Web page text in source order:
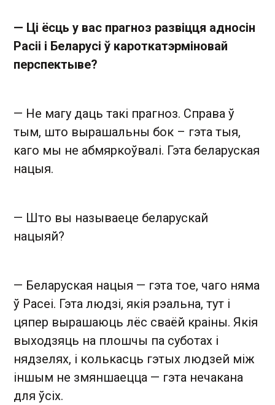
— Ці ёсць у вас прагноз развіцця адносін
Расіі і Беларусі ў кароткатэрміновай
перспектыве?
— Не магу даць такі прагноз. Справа ў
тым, што вырашальны бок – гэта тыя,
каго мы не абмяркоўвалі. Гэта беларуская
нацыя.
— Што вы называеце беларускай
нацыяй?
— Беларуская нацыя — гэта тое, чаго няма
ў Расеі. Гэта людзі, якія рэальна, тут і
цяпер вырашаюць лёс сваёй краіны. Якія
выходзяць на плошчы па суботах і
нядзелях, і колькасць гэтых людзей між
іншым не змяншаецца — гэта нечакана
для ўсіх.